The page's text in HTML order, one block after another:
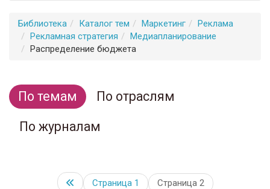
Библиотека Каталог тем Маркетинг
Реклама
Рекламная стратегия
Медиапланирование
Распределение бюджета
По темам
По отраслям
По журналам
Страница 1 Страница 2